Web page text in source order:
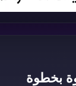
بخطوة